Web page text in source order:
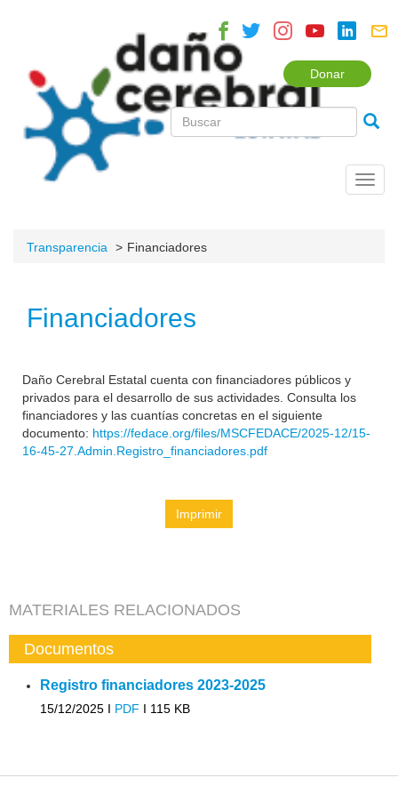
Donar
Transparencia Financiadores
Financiadores
Daño Cerebral Estatal cuenta con financiadores públicos y
privados para el desarrollo de sus actividades. Consulta los
financiadores y las cuantías concretas en el siguiente
documento: https://fedace.org/files/MSCFEDACE/2025-12/15-
16-45-27.Admin.Registro_financiadores.pdf
Imprimir
MATERIALES RELACIONADOS
Documentos
Registro financiadores 2023-2025
15/12/2025 I PDF I 115 KB